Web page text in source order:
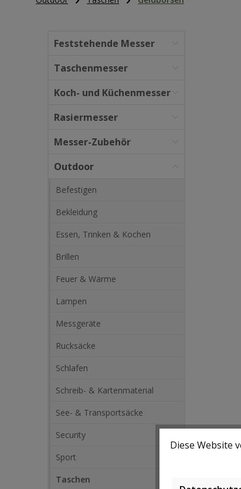
Feststehende Messer
Taschenmesser
Koch- und Küchenmesser
Rasiermesser
Messer-Zubehör
Outdoor
Befestigen
Bekleidung
Essen, Trinken & Kochen
Brillen
Feuer & Wärme
Lampen
Messgeräte
Rucksäcke
Schlafen
Schreib- & Kartenmaterial
See- & Transportsäcke
Security
Sport
Taschen
Diese Website